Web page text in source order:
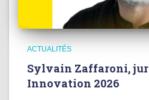
ACTUALITÉS
Sylvain Zaffaroni,
Innovation 2026